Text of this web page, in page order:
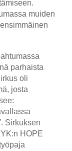
muiden
parhaista
oli
josta
Sirkuksen
HOPE